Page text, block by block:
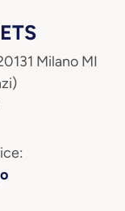
Milano MI